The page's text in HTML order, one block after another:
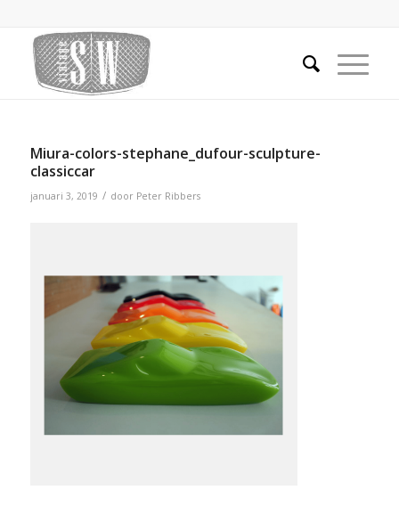
Miura-colors-stephane_dufour-sculpture-
classiccar
januari 3, 2019 / door Peter Ribbers